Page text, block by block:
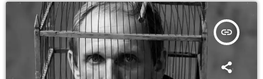
insert_link